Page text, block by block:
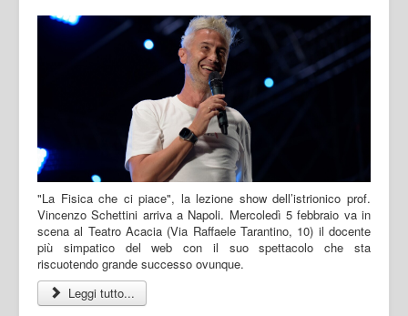
"La Fisica che ci piace", la lezione show dell’istrionico prof.
Vincenzo Schettini arriva a Napoli. Mercoledì 5 febbraio va in
scena al Teatro Acacia (Via Raffaele Tarantino, 10) il docente
più simpatico del web con il suo spettacolo che sta
riscuotendo grande successo ovunque.
Leggi tutto...